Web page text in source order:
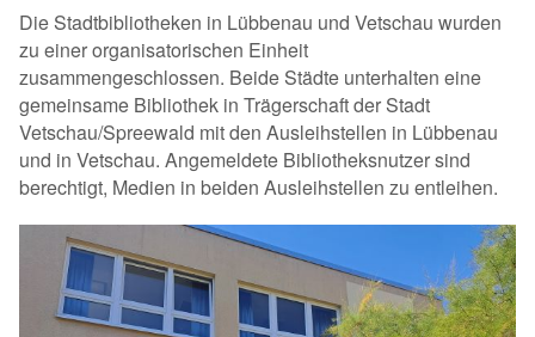
Die Stadtbibliotheken in Lübbenau und Vetschau wurden
zu einer organisatorischen Einheit
zusammengeschlossen. Beide Städte unterhalten eine
gemeinsame Bibliothek in Trägerschaft der Stadt
Vetschau/Spreewald mit den Ausleihstellen in Lübbenau
und in Vetschau. Angemeldete Bibliotheksnutzer sind
berechtigt, Medien in beiden Ausleihstellen zu entleihen.